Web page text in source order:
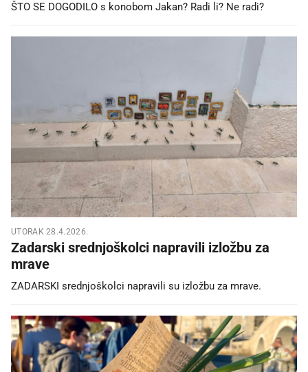
ŠTO SE DOGODILO s konobom Jakan? Radi li? Ne radi?
UTORAK 28.4.2026.
Zadarski srednjoškolci napravili izložbu za
mrave
ZADARSKI srednjoškolci napravili su izložbu za mrave.